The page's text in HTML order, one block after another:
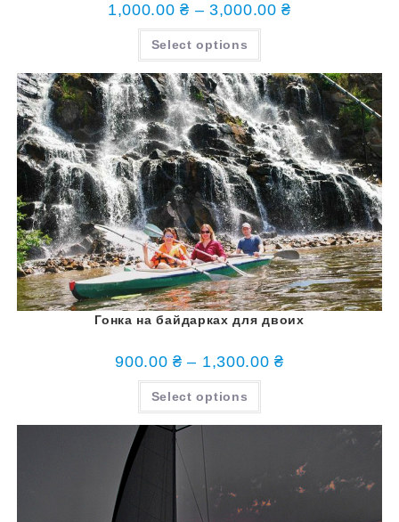
1,000.00₴ –3,000.00₴
Select options
Гонка на байдарках для двоих
900.00₴ – 1,300.00₴
Select options